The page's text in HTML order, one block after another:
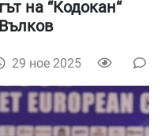
на “Кодокан“
29 ное 2025